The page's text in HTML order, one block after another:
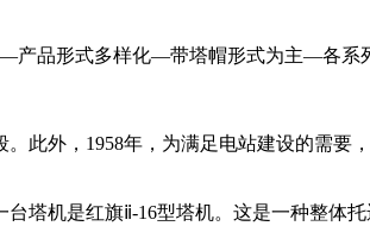
产品形式多样化—带塔帽形式为主—各系
此外，1958年，为满足电站建设的需
塔机是红旗ⅱ-16型塔机。这是一种整体